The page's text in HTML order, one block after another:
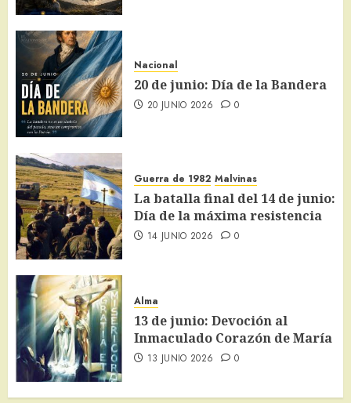
Nacional
20 de junio: Día de la Bandera
20 JUNIO 2026 0
Guerra de 1982 Malvinas
La batalla final del 14 de junio:
Día de la máxima resistencia
14 JUNIO 2026 0
Alma
13 de junio: Devoción al
Inmaculado Corazón de María
13 JUNIO 2026 0